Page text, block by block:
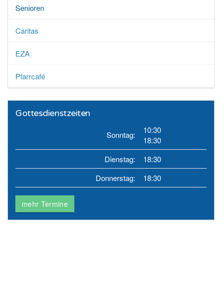
Senioren
Caritas
EZA
Pfarrcafé
Gottesdienstzeiten
Sonntag:
10:30
18:30
Dienstag:
18:30
Donnerstag:
18:30
mehr Termine